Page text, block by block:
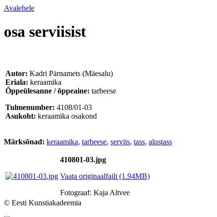
Avalehele
osa serviisist
Autor: Kadri Pärnamets (Mäesalu)
Eriala: keraamika
Õppeülesanne / õppeaine: tarbeese
Tulmenumber: 4108/01-03
Asukoht: keraamika osakond
Märksõnad: keraamika, tarbeese, serviis, tass, alustass
410801-03.jpg
Vaata originaalfaili (1.94MB)
Fotograaf: Kaja Altvee
© Eesti Kunstiakadeemia